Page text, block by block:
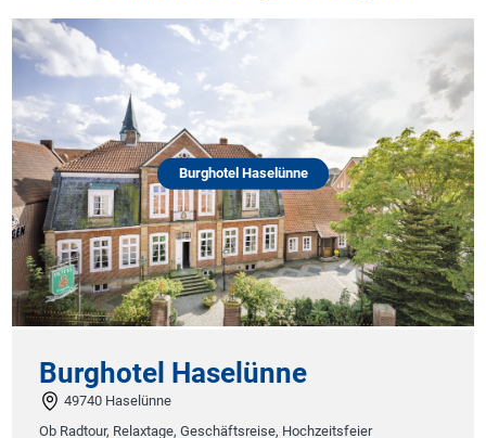
Burghotel Haselünne
Burghotel Haselünne
49740 Haselünne
Ob Radtour, Relaxtage, Geschäftsreise, Hochzeitsfeier